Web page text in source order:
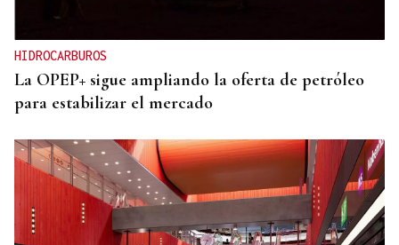
HIDROCARBUROS
La OPEP+ sigue ampliando la oferta de petróleo
para estabilizar el mercado